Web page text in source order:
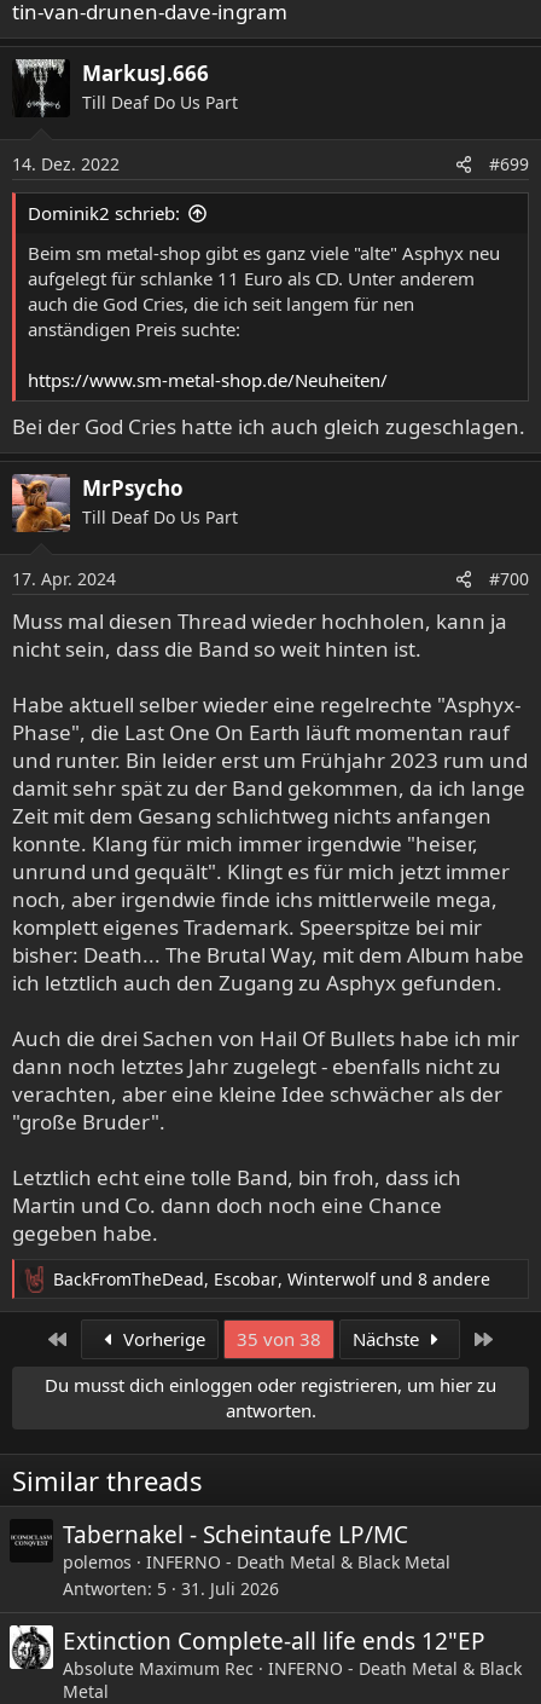
:
tin-van-drunen-dave-ingram
MarkusJ.666
Till Deaf Do Us Part
14. Dez. 2022 #699
Dominik2 schrieb:
Beim sm metal-shop gibt es ganz viele "alte" Asphyx neu
aufgelegt für schlanke 11 Euro als CD. Unter anderem
auch die God Cries, die ich seit langem für nen
anständigen Preis suchte:
https://www.sm-metal-shop.de/Neuheiten/
Bei der God Cries hatte ich auch gleich zugeschlagen.
MrPsycho
Till Deaf Do Us Part
17. Apr. 2024 #700
Muss mal diesen Thread wieder hochholen, kann ja
nicht sein, dass die Band so weit hinten ist.
Habe aktuell selber wieder eine regelrechte "Asphyx-
Phase", die Last One On Earth läuft momentan rauf
und runter. Bin leider erst um Frühjahr 2023 rum und
damit sehr spät zu der Band gekommen, da ich lange
Zeit mit dem Gesang schlichtweg nichts anfangen
konnte. Klang für mich immer irgendwie "heiser,
unrund und gequält". Klingt es für mich jetzt immer
noch, aber irgendwie finde ichs mittlerweile mega,
komplett eigenes Trademark. Speerspitze bei mir
bisher: Death... The Brutal Way, mit dem Album habe
ich letztlich auch den Zugang zu Asphyx gefunden.
Auch die drei Sachen von Hail Of Bullets habe ich mir
dann noch letztes Jahr zugelegt - ebenfalls nicht zu
verachten, aber eine kleine Idee schwächer als der
"große Bruder".
Letztlich echt eine tolle Band, bin froh, dass ich
Martin und Co. dann doch noch eine Chance
gegeben habe.
R
e
o
n
e
n
:
BackFromTheDead, Escobar, Winterwolfund 8 andere
Erste Vorherige 35 von 38 Nächste
Du musst dich einloggen oder registrieren, um hier zu
antworten.
Similar threads
Tabernakel - Scheintaufe LP/MC
polemos
INFERNO - Death Metal & Black Metal
Antworten 5 31. Juli 2026
Extinction Complete-all life ends 12"EP
Absolute Maximum Rec
INFERNO - Death Metal & Black
Metal